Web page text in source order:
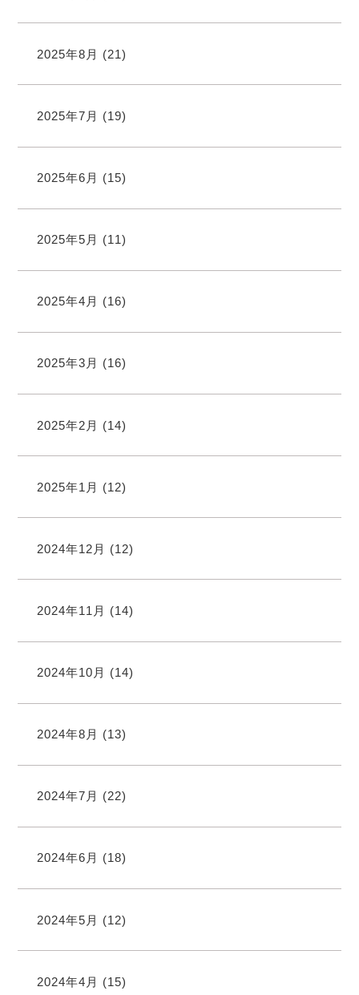
2025年8月 (21)
2025年7月 (19)
2025年6月 (15)
2025年5月 (11)
2025年4月 (16)
2025年3月 (16)
2025年2月 (14)
2025年1月 (12)
2024年12月 (12)
2024年11月 (14)
2024年10月 (14)
2024年8月 (13)
2024年7月 (22)
2024年6月 (18)
2024年5月 (12)
2024年4月 (15)